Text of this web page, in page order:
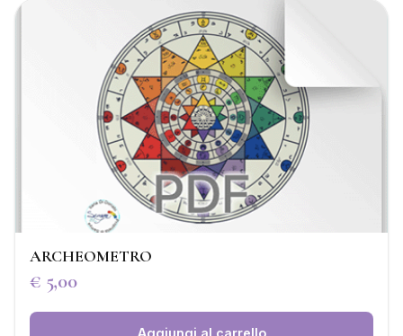
ARCHEOMETRO
€ 5,00
Aggiungi al carrello